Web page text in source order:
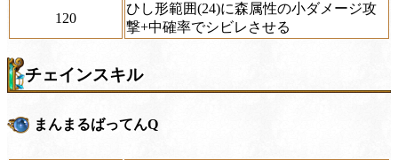
120
ひし形範囲(24)に森属性の小ダメージ攻
撃+中確率でシビレさせる
チェインスキル
まんまるばってんQ